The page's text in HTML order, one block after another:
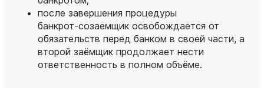
после завершения процедуры
банкрот‑созаемщик освобождается от
обязательств перед банком в своей части, а
второй заёмщик продолжает нести
ответственность в полном объёме.